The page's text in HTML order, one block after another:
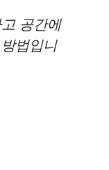
공간에
법입니